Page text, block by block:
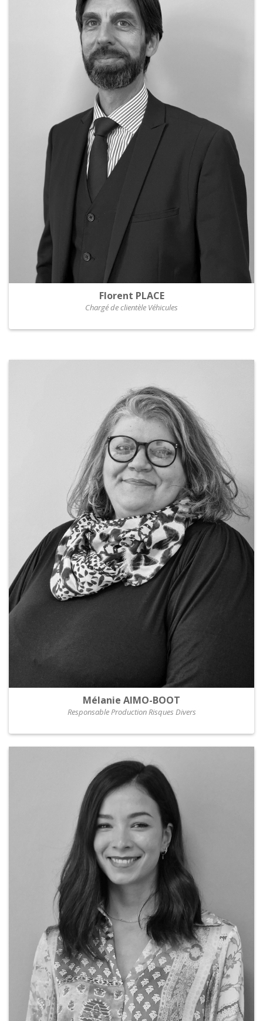
Florent PLACE
Chargé de clientèle Véhicules
Mélanie AIMO-BOOT
Responsable Production Risques Divers